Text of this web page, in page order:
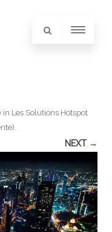
in Les Solutions Hotspot
.
NEXT →